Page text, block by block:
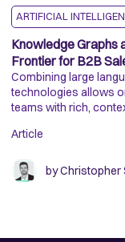
ARTIFICIAL
Knowledge Graphs
Frontier for B2B
Combining large
technologies allows
teams with rich,
Article
byChristopher